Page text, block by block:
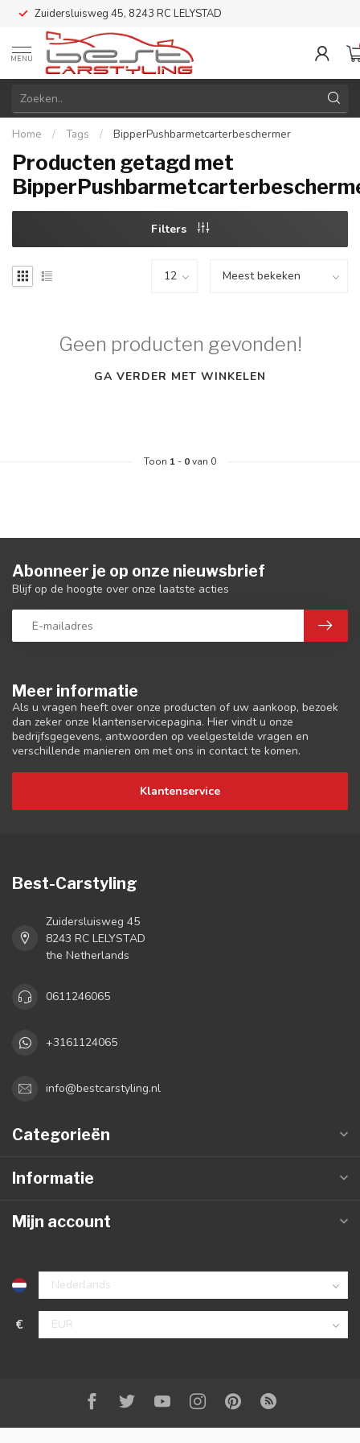
Zuidersluisweg 45, 8243 RC LELYSTAD
MENU
Home / Tags / BipperPushbarmetcarterbeschermer
Producten getagd met
Filters
Geen producten gevonden!
GA VERDER MET WINKELEN
Toon 1 - 0van 0
Meer informatie
Als u vragen heeft over onze producten of uw aankoop, bezoek
dan zeker onze klantenservicepagina. Hier vindt u onze
bedrijfsgegevens, antwoorden op veelgestelde vragen en
verschillende manieren om met ons in contact te komen.
Klantenservice
Abonneer je op onze nieuwsbrief
Blijf op de hoogte over onze laatste acties
Best-Carstyling
Zuidersluisweg 45
8243 RC LELYSTAD
the Netherlands
0611246065
+3161124065
info@bestcarstyling.nl
Categorieën
Informatie
Mijn account
€